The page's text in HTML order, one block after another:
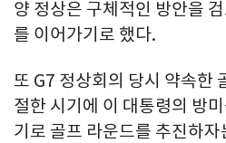
양 정상은 구체적인 방안을
를 이어가기로 했다.
또 G7 정상회의 당시 약속한
절한 시기에 이 대통령의 방
기로 골프 라운드를 추진하